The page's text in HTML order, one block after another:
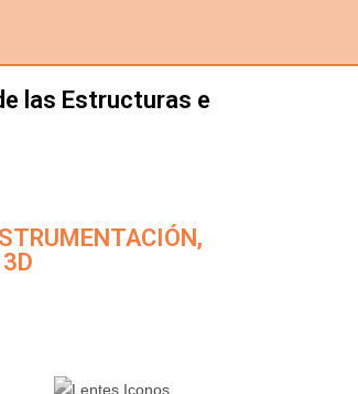
las Estructuras e